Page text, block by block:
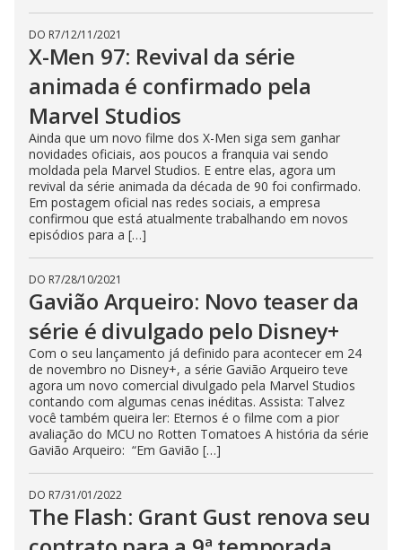
DO R7/12/11/2021
X-Men 97: Revival da série
animada é confirmado pela
Marvel Studios
Ainda que um novo filme dos X-Men siga sem ganhar
novidades oficiais, aos poucos a franquia vai sendo
moldada pela Marvel Studios. E entre elas, agora um
revival da série animada da década de 90 foi confirmado.
Em postagem oficial nas redes sociais, a empresa
confirmou que está atualmente trabalhando em novos
episódios para a […]
DO R7/28/10/2021
Gavião Arqueiro: Novo teaser da
série é divulgado pelo Disney+
Com o seu lançamento já definido para acontecer em 24
de novembro no Disney+, a série Gavião Arqueiro teve
agora um novo comercial divulgado pela Marvel Studios
contando com algumas cenas inéditas. Assista: Talvez
você também queira ler: Eternos é o filme com a pior
avaliação do MCU no Rotten Tomatoes A história da série
Gavião Arqueiro: “Em Gavião […]
DO R7/31/01/2022
The Flash: Grant Gust renova seu